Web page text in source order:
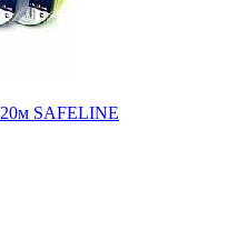
SAFELINE